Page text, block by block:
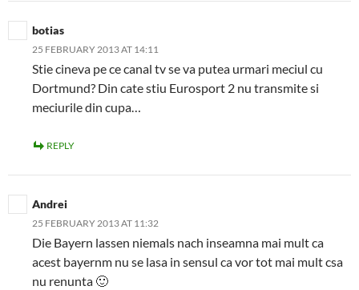
botias
25 FEBRUARY 2013 AT 14:11
Stie cineva pe ce canal tv se va putea urmari meciul cu
Dortmund? Din cate stiu Eurosport 2 nu transmite si
meciurile din cupa…
REPLY
Andrei
25 FEBRUARY 2013 AT 11:32
Die Bayern lassen niemals nach inseamna mai mult ca
acest bayernm nu se lasa in sensul ca vor tot mai mult csa
nu renunta 🙂